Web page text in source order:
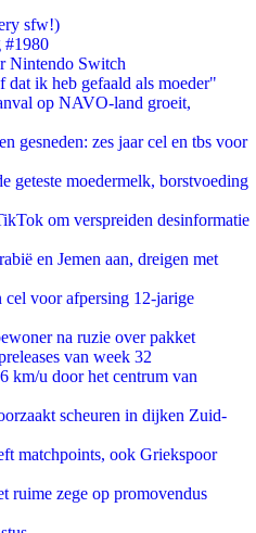
sfw!)
#1980
Nintendo Switch
ik heb gefaald als moeder"
op NAVO-land groeit,
gesneden: zes jaar cel en tbs voor
geteste moedermelk, borstvoeding
om verspreiden desinformatie
en Jemen aan, dreigen met
voor afpersing 12-jarige
na ruzie over pakket
van week 32
km/u door het centrum van
scheuren in dijken Zuid-
matchpoints, ook Griekspoor
ruime zege op promovendus